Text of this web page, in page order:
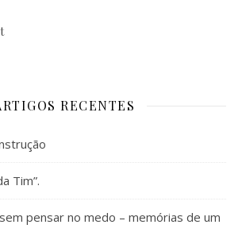
RECENTES
Tim”.
pensar no medo – memórias de um